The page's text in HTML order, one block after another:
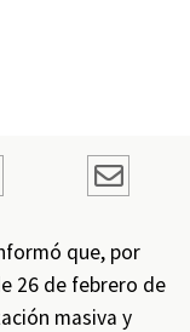
que, por
26 de febrero de
masiva y